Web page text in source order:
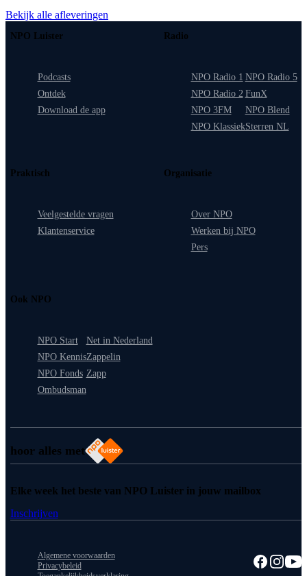
Bekijk alle afleveringen
hoor alles met
NPO Luister
Podcasts
Ontdek
Download de app
Radio
NPO Radio 1
NPO Radio 2
NPO 3FM
NPO Klassiek
NPO Radio 5
FunX
NPO Blend
Sterren NL
Praktisch
Veelgestelde vragen
Klantenservice
Organisatie
Over NPO
Werken bij NPO
Pers
Ook NPO
NPO Start
NPO Kennis
NPO Fonds
Ombudsman
Net in Nederland
Zappelin
Zapp
Elke week het beste van NPO Luister in jouw mailbox
Inschrijven
Algemene voorwaarden
Privacybeleid